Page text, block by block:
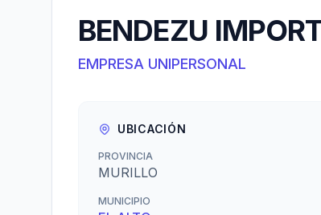
BENDEZU
EMPRESA UNIPERSONAL
UBICACIÓN
PROVINCIA
MURILLO
MUNICIPIO